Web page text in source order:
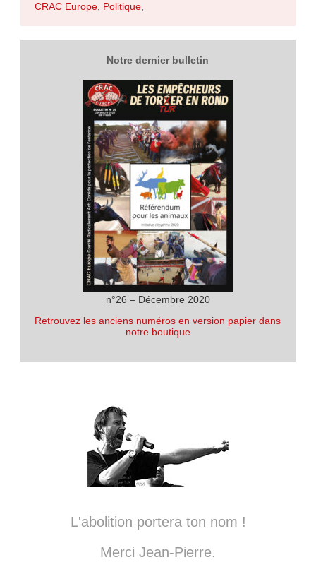
CRAC Europe, Politique,
Notre dernier bulletin
n°26 – Décembre 2020
Retrouvez les anciens numéros en version papier dans
notre boutique
L'abolition portera ton nom !
Merci Jean-Pierre.